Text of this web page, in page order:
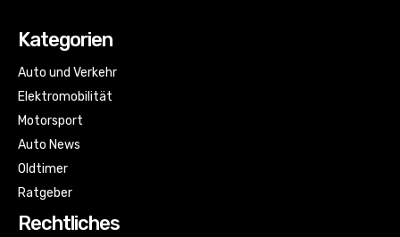
Kategorien
Auto und Verkehr
Elektromobilität
Motorsport
Auto News
Oldtimer
Ratgeber
Rechtliches